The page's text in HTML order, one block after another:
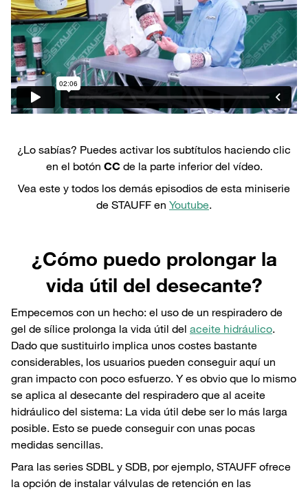
¿Lo sabías? Puedes activar los subtítulos haciendo clic
en el botón CCde la parte inferior del vídeo.
Vea este y todos los demás episodios de esta miniserie
de STAUFF en Youtube.
¿Cómo puedo prolongar la
vida útil del desecante?
Empecemos con un hecho: el uso de un respiradero de
gel de sílice prolonga la vida útil del aceite hidráulico.
Dado que sustituirlo implica unos costes bastante
considerables, los usuarios pueden conseguir aquí un
gran impacto con poco esfuerzo. Y es obvio que lo mismo
se aplica al desecante del respiradero que al aceite
hidráulico del sistema: La vida útil debe ser lo más larga
posible. Esto se puede conseguir con unas pocas
medidas sencillas.
Para las series SDBL y SDB, por ejemplo, STAUFF ofrece
la opción de instalar válvulas de retención en las